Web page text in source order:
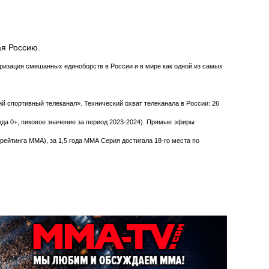
Россию.
смешанных единоборств в России и в мире как одной из самых
спортивный телеканал». Технический охват телеканала в России: 26
0+, пиковое значение за период 2023-2024). Прямые эфиры
MMA), за 1,5 года ММА Серия достигала 18-го места по